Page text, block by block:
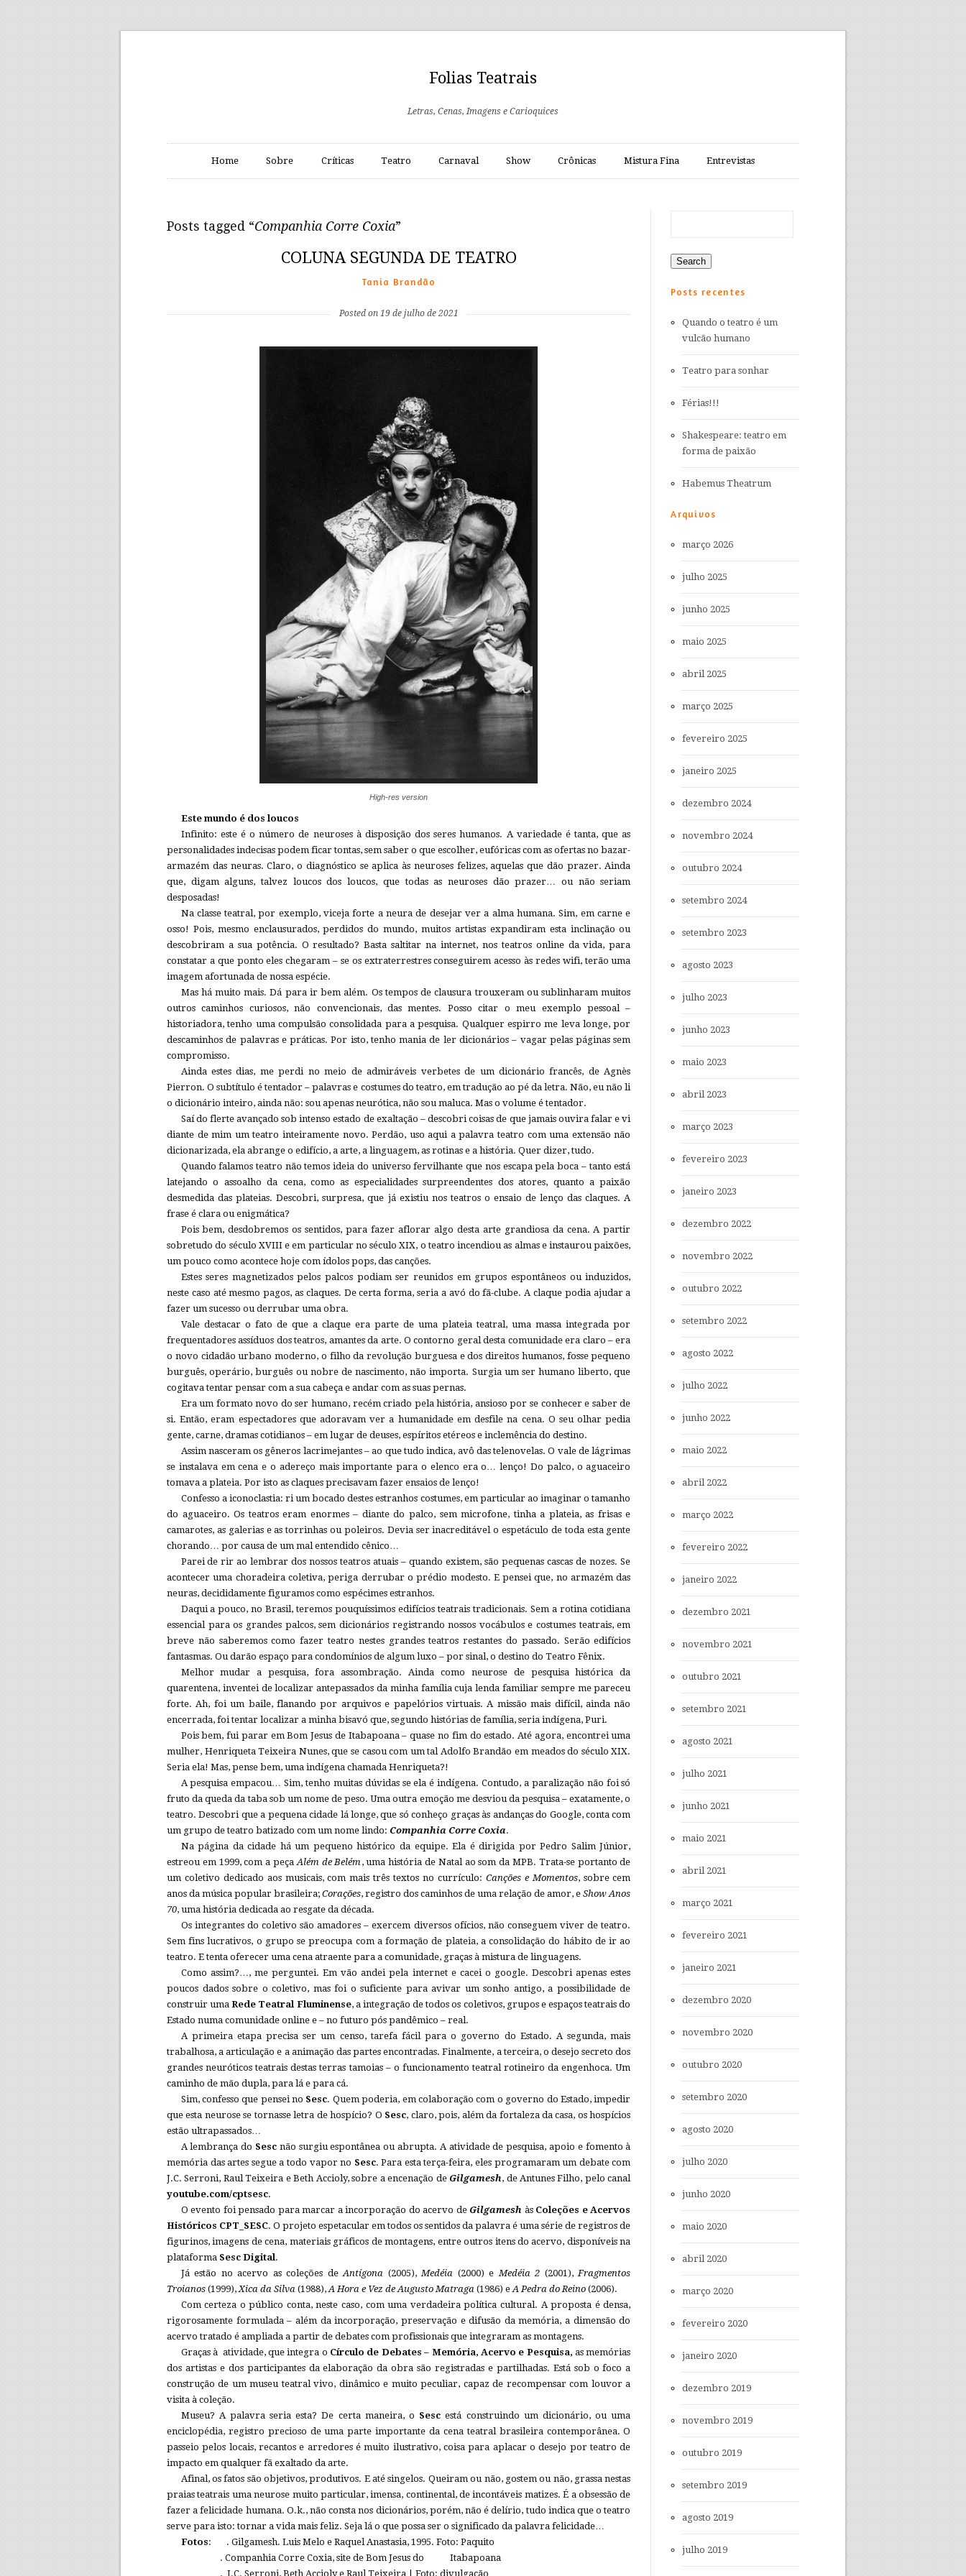
Folias Teatrais
Letras, Cenas, Imagens e Carioquices
Home Sobre Críticas Teatro Carnaval Show Crônicas Mistura Fina Entrevistas
Posts tagged “Companhia Corre Coxia”
COLUNA SEGUNDA DE TEATRO
Tania Brandão
Posted on 19 de julho de 2021
High-res version
Este mundo é dos loucos
Infinito: este é o número de neuroses à disposição dos seres humanos. A variedade é tanta, que as
personalidades indecisas podem ficar tontas, sem saber o que escolher, eufóricas com as ofertas no bazar-
armazém das neuras. Claro, o diagnóstico se aplica às neuroses felizes, aquelas que dão prazer. Ainda
que, digam alguns, talvez loucos dos loucos, que todas as neuroses dão prazer… ou não seriam
desposadas!
Na classe teatral, por exemplo, viceja forte a neura de desejar ver a alma humana. Sim, em carne e
osso! Pois, mesmo enclausurados, perdidos do mundo, muitos artistas expandiram esta inclinação ou
descobriram a sua potência. O resultado? Basta saltitar na internet, nos teatros online da vida, para
constatar a que ponto eles chegaram – se os extraterrestres conseguirem acesso às redes wifi, terão uma
imagem afortunada de nossa espécie.
Mas há muito mais. Dá para ir bem além. Os tempos de clausura trouxeram ou sublinharam muitos
outros caminhos curiosos, não convencionais, das mentes. Posso citar o meu exemplo pessoal –
historiadora, tenho uma compulsão consolidada para a pesquisa. Qualquer espirro me leva longe, por
descaminhos de palavras e práticas. Por isto, tenho mania de ler dicionários – vagar pelas páginas sem
compromisso.
Ainda estes dias, me perdi no meio de admiráveis verbetes de um dicionário francês, de Agnès
Pierron. O subtítulo é tentador – palavras e costumes do teatro, em tradução ao pé da letra. Não, eu não li
o dicionário inteiro, ainda não: sou apenas neurótica, não sou maluca. Mas o volume é tentador.
Saí do flerte avançado sob intenso estado de exaltação – descobri coisas de que jamais ouvira falar e vi
diante de mim um teatro inteiramente novo. Perdão, uso aqui a palavra teatro com uma extensão não
dicionarizada, ela abrange o edifício, a arte, a linguagem, as rotinas e a história. Quer dizer, tudo.
Quando falamos teatro não temos ideia do universo fervilhante que nos escapa pela boca – tanto está
latejando o assoalho da cena, como as especialidades surpreendentes dos atores, quanto a paixão
desmedida das plateias. Descobri, surpresa, que já existiu nos teatros o ensaio de lenço das claques. A
frase é clara ou enigmática?
Pois bem, desdobremos os sentidos, para fazer aflorar algo desta arte grandiosa da cena. A partir
sobretudo do século XVIII e em particular no século XIX, o teatro incendiou as almas e instaurou paixões,
um pouco como acontece hoje com ídolos pops, das canções.
Estes seres magnetizados pelos palcos podiam ser reunidos em grupos espontâneos ou induzidos,
neste caso até mesmo pagos, as claques. De certa forma, seria a avó do fã-clube. A claque podia ajudar a
fazer um sucesso ou derrubar uma obra.
Vale destacar o fato de que a claque era parte de uma plateia teatral, uma massa integrada por
frequentadores assíduos dos teatros, amantes da arte. O contorno geral desta comunidade era claro – era
o novo cidadão urbano moderno, o filho da revolução burguesa e dos direitos humanos, fosse pequeno
burguês, operário, burguês ou nobre de nascimento, não importa. Surgia um ser humano liberto, que
cogitava tentar pensar com a sua cabeça e andar com as suas pernas.
Era um formato novo do ser humano, recém criado pela história, ansioso por se conhecer e saber de
si. Então, eram espectadores que adoravam ver a humanidade em desfile na cena. O seu olhar pedia
gente, carne, dramas cotidianos – em lugar de deuses, espíritos etéreos e inclemência do destino.
Assim nasceram os gêneros lacrimejantes – ao que tudo indica, avô das telenovelas. O vale de lágrimas
se instalava em cena e o adereço mais importante para o elenco era o… lenço! Do palco, o aguaceiro
tomava a plateia. Por isto as claques precisavam fazer ensaios de lenço!
Confesso a iconoclastia: ri um bocado destes estranhos costumes, em particular ao imaginar o tamanho
do aguaceiro. Os teatros eram enormes – diante do palco, sem microfone, tinha a plateia, as frisas e
camarotes, as galerias e as torrinhas ou poleiros. Devia ser inacreditável o espetáculo de toda esta gente
chorando… por causa de um mal entendido cênico…
Parei de rir ao lembrar dos nossos teatros atuais – quando existem, são pequenas cascas de nozes. Se
acontecer uma choradeira coletiva, periga derrubar o prédio modesto. E pensei que, no armazém das
neuras, decididamente figuramos como espécimes estranhos.
Daqui a pouco, no Brasil, teremos pouquíssimos edifícios teatrais tradicionais. Sem a rotina cotidiana
essencial para os grandes palcos, sem dicionários registrando nossos vocábulos e costumes teatrais, em
breve não saberemos como fazer teatro nestes grandes teatros restantes do passado. Serão edifícios
fantasmas. Ou darão espaço para condomínios de algum luxo – por sinal, o destino do Teatro Fênix.
Melhor mudar a pesquisa, fora assombração. Ainda como neurose de pesquisa histórica da
quarentena, inventei de localizar antepassados da minha família cuja lenda familiar sempre me pareceu
forte. Ah, foi um baile, flanando por arquivos e papelórios virtuais. A missão mais difícil, ainda não
encerrada, foi tentar localizar a minha bisavó que, segundo histórias de família, seria indígena, Puri.
Pois bem, fui parar em Bom Jesus de Itabapoana – quase no fim do estado. Até agora, encontrei uma
mulher, Henriqueta Teixeira Nunes, que se casou com um tal Adolfo Brandão em meados do século XIX.
Seria ela! Mas, pense bem, uma indígena chamada Henriqueta?!
A pesquisa empacou… Sim, tenho muitas dúvidas se ela é indígena. Contudo, a paralização não foi só
fruto da queda da taba sob um nome de peso. Uma outra emoção me desviou da pesquisa – exatamente, o
teatro. Descobri que a pequena cidade lá longe, que só conheço graças às andanças do Google, conta com
um grupo de teatro batizado com um nome lindo: Companhia Corre Coxia.
Na página da cidade há um pequeno histórico da equipe. Ela é dirigida por Pedro Salim Júnior,
estreou em 1999, com a peçaAlém de Belém, uma história de Natal ao som da MPB. Trata-se portanto de
um coletivo dedicado aos musicais, com mais três textos no currículo: Canções e Momentos, sobre cem
anos da música popular brasileira;Corações, registro dos caminhos de uma relação de amor, eShow Anos
70, uma história dedicada ao resgate da década.
Os integrantes do coletivo são amadores – exercem diversos ofícios, não conseguem viver de teatro.
Sem fins lucrativos, o grupo se preocupa com a formação de plateia, a consolidação do hábito de ir ao
teatro. E tenta oferecer uma cena atraente para a comunidade, graças à mistura de linguagens.
Como assim?…, me perguntei. Em vão andei pela internet e cacei o google. Descobri apenas estes
poucos dados sobre o coletivo, mas foi o suficiente para avivar um sonho antigo, a possibilidade de
construir umaRede Teatral Fluminense, a integração de todos os coletivos, grupos e espaços teatrais do
Estado numa comunidade online e – no futuro pós pandêmico – real.
A primeira etapa precisa ser um censo, tarefa fácil para o governo do Estado. A segunda, mais
trabalhosa, a articulação e a animação das partes encontradas. Finalmente, a terceira, o desejo secreto dos
grandes neuróticos teatrais destas terras tamoias – o funcionamento teatral rotineiro da engenhoca. Um
caminho de mão dupla, para lá e para cá.
Sim, confesso que pensei no Sesc. Quem poderia, em colaboração com o governo do Estado, impedir
que esta neurose se tornasse letra de hospício? O Sesc, claro, pois, além da fortaleza da casa, os hospícios
estão ultrapassados…
A lembrança do Sesc não surgiu espontânea ou abrupta. A atividade de pesquisa, apoio e fomento à
memória das artes segue a todo vapor no Sesc. Para esta terça-feira, eles programaram um debate com
J.C. Serroni, Raul Teixeira e Beth Accioly, sobre a encenação deGilgamesh, de Antunes Filho, pelo canal
youtube.com/cptsesc.
O evento foi pensado para marcar a incorporação do acervo de Gilgamesh às Coleções e Acervos
Históricos CPT_SESC. O projeto espetacular em todos os sentidos da palavra é uma série de registros de
figurinos, imagens de cena, materiais gráficos de montagens, entre outros itens do acervo, disponíveis na
plataforma Sesc Digital.
Já estão no acervo as coleções deAntígona (2005),Medéia (2000) eMedéia 2 (2001),Fragmentos
Troianos (1999),Xica da Silva (1988),A Hora e Vez de Augusto Matraga (1986) eA Pedra do Reino (2006).
Com certeza o público conta, neste caso, com uma verdadeira política cultural. A proposta é densa,
rigorosamente formulada – além da incorporação, preservação e difusão da memória, a dimensão do
acervo tratado é ampliada a partir de debates com profissionais que integraram as montagens.
Graças à atividade, que integra o Círculo de Debates – Memória, Acervo e Pesquisa, as memórias
dos artistas e dos participantes da elaboração da obra são registradas e partilhadas. Está sob o foco a
construção de um museu teatral vivo, dinâmico e muito peculiar, capaz de recompensar com louvor a
visita à coleção.
Museu? A palavra seria esta? De certa maneira, o Sesc está construindo um dicionário, ou uma
enciclopédia, registro precioso de uma parte importante da cena teatral brasileira contemporânea. O
passeio pelos locais, recantos e arredores é muito ilustrativo, coisa para aplacar o desejo por teatro de
impacto em qualquer fã exaltado da arte.
Afinal, os fatos são objetivos, produtivos. E até singelos. Queiram ou não, gostem ou não, grassa nestas
praias teatrais uma neurose muito particular, imensa, continental, de incontáveis matizes. É a obsessão de
fazer a felicidade humana. O.k., não consta nos dicionários, porém, não é delírio, tudo indica que o teatro
serve para isto: tornar a vida mais feliz. Seja lá o que possa ser o significado da palavra felicidade…
Fotos: . Gilgamesh. Luis Melo e Raquel Anastasia, 1995. Foto: Paquito
. Companhia Corre Coxia, site de Bom Jesus do Itabapoana
. J.C. Serroni, Beth Accioly e Raul Teixeira | Foto: divulgação
Posts recentes
Quando o teatro é um
vulcão humano
Teatro para sonhar
Férias!!!
Shakespeare: teatro em
forma de paixão
Habemus Theatrum
Arquivos
março 2026
julho 2025
junho 2025
maio 2025
abril 2025
março 2025
fevereiro 2025
janeiro 2025
dezembro 2024
novembro 2024
outubro 2024
setembro 2024
setembro 2023
agosto 2023
julho 2023
junho 2023
maio 2023
abril 2023
março 2023
fevereiro 2023
janeiro 2023
dezembro 2022
novembro 2022
outubro 2022
setembro 2022
agosto 2022
julho 2022
junho 2022
maio 2022
abril 2022
março 2022
fevereiro 2022
janeiro 2022
dezembro 2021
novembro 2021
outubro 2021
setembro 2021
agosto 2021
julho 2021
junho 2021
maio 2021
abril 2021
março 2021
fevereiro 2021
janeiro 2021
dezembro 2020
novembro 2020
outubro 2020
setembro 2020
agosto 2020
julho 2020
junho 2020
maio 2020
abril 2020
março 2020
fevereiro 2020
janeiro 2020
dezembro 2019
novembro 2019
outubro 2019
setembro 2019
agosto 2019
julho 2019